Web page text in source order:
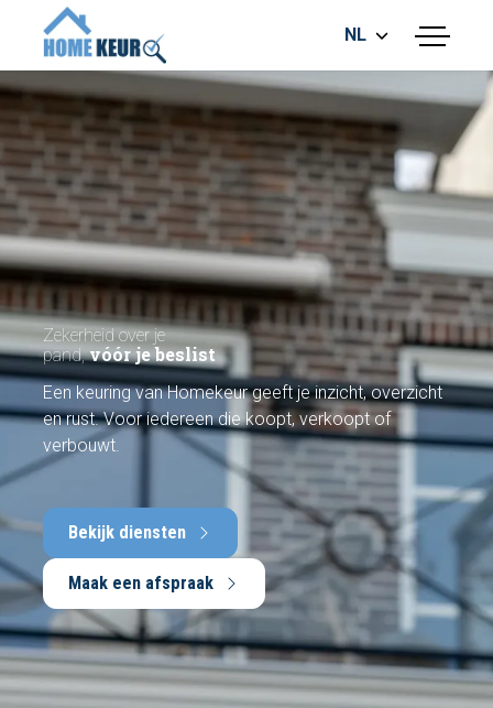
menu
BOUWKUNDIGE KEURING
ENERGIELABEL
MEETRAPPORT
FUNDERINGSRISICO ONDERZOEK
NL
Maak een afspraak
Bel nu
Zekerheid over je
pand,vóór je beslist
Een keuring van Homekeur geeft je inzicht, overzicht
en rust. Voor iedereen die koopt, verkoopt of
verbouwt.
Bekijk diensten
Maak een afspraak